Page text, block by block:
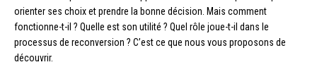
orienter ses choix et prendre la bonne décision. Mais comment
fonctionne-t-il ? Quelle est son utilité ? Quel rôle joue-t-il dans le
processus de reconversion ? C’est ce que nous vous proposons de
découvrir.